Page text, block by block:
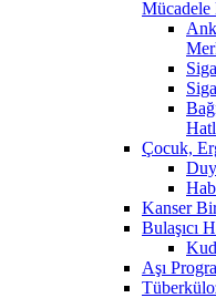
Çocuk,
Kanser
Bulaşıcı
Aşı